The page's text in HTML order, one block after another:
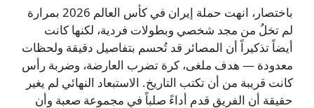
باختصار، انهت حملة إيران في كأس العالم 2026 بمرارة
لم تخلُ من مجد شخصي وبطولات فردية، لكنها كانت
أيضاً تذكيراً أن المصائر قد تُحسم بتفاصيل دقيقة ولحظات
معدودة — هدف ملغى، كرة تضرب العارضة، وضربة رأس
كانت قريبة من أن تكتب التاريخ. الاستبعاد النهائي لم يغير
حقيقة أن الفريق قدم أداءً صلباً في مجموعة صعبة وأن